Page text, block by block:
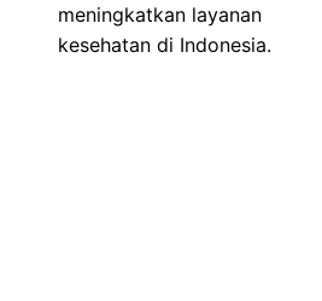
meningkatkan layanan
kesehatan di Indonesia.